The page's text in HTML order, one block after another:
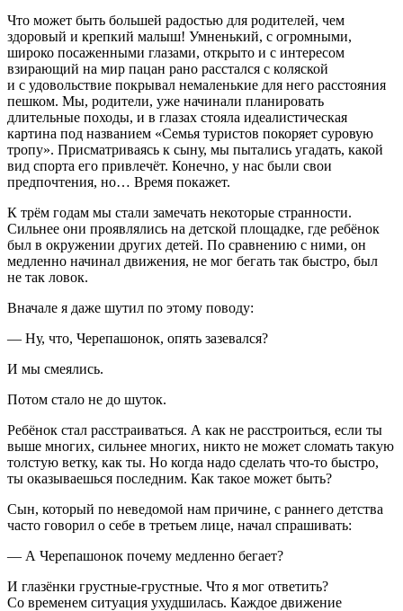
Что может быть большей радостью для родителей, чем
здоровый и крепкий малыш! Умненький, с огромными,
широко посаженными глазами, открыто и с интересом
взирающий на мир пацан рано расстался с коляской
и с удовольствие покрывал немаленькие для него расстояния
пешком. Мы, родители, уже начинали планировать
длительные походы, и в глазах стояла идеалистическая
картина под названием «Семья туристов покоряет суровую
тропу». Присматриваясь к сыну, мы пытались угадать, какой
вид спорта его привлечёт. Конечно, у нас были свои
предпочтения, но… Время покажет.
К трём годам мы стали замечать некоторые странности.
Сильнее они проявлялись на детской площадке, где ребёнок
был в окружении других детей. По сравнению с ними, он
медленно начинал движения, не мог бегать так быстро, был
не так ловок.
Вначале я даже шутил по этому поводу:
— Ну, что, Черепашонок, опять зазевался?
И мы смеялись.
Потом стало не до шуток.
Ребёнок стал расстраиваться. А как не расстроиться, если ты
выше многих, сильнее многих, никто не может сломать такую
толстую ветку, как ты. Но когда надо сделать что-то быстро,
ты оказываешься последним. Как такое может быть?
Сын, который по неведомой нам причине, с раннего детства
часто говорил о себе в третьем лице, начал спрашивать:
— А Черепашонок почему медленно бегает?
И глазёнки грустные-грустные. Что я мог ответить?
Со временем ситуация ухудшилась. Каждое движение